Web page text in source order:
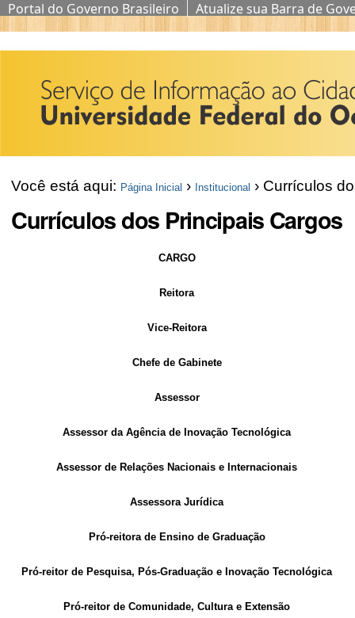
Portal do Governo Brasileiro Atualize sua Barra de
conteúdo.
para
a
Você está aqui: Página Inicial › Institucional › Currículos
Currículos dos Principais Cargos
CARGO
Reitora
Vice-Reitora
Chefe de Gabinete
Assessor
Assessor da Agência de Inovação Tecnológica
Assessor de Relações Nacionais e Internacionais
Assessora Jurídica
Pró-reitora de Ensino de Graduação
Pró-reitor de Pesquisa, Pós-Graduação e Inovação Tecnológica
Pró-reitor de Comunidade, Cultura e Extensão